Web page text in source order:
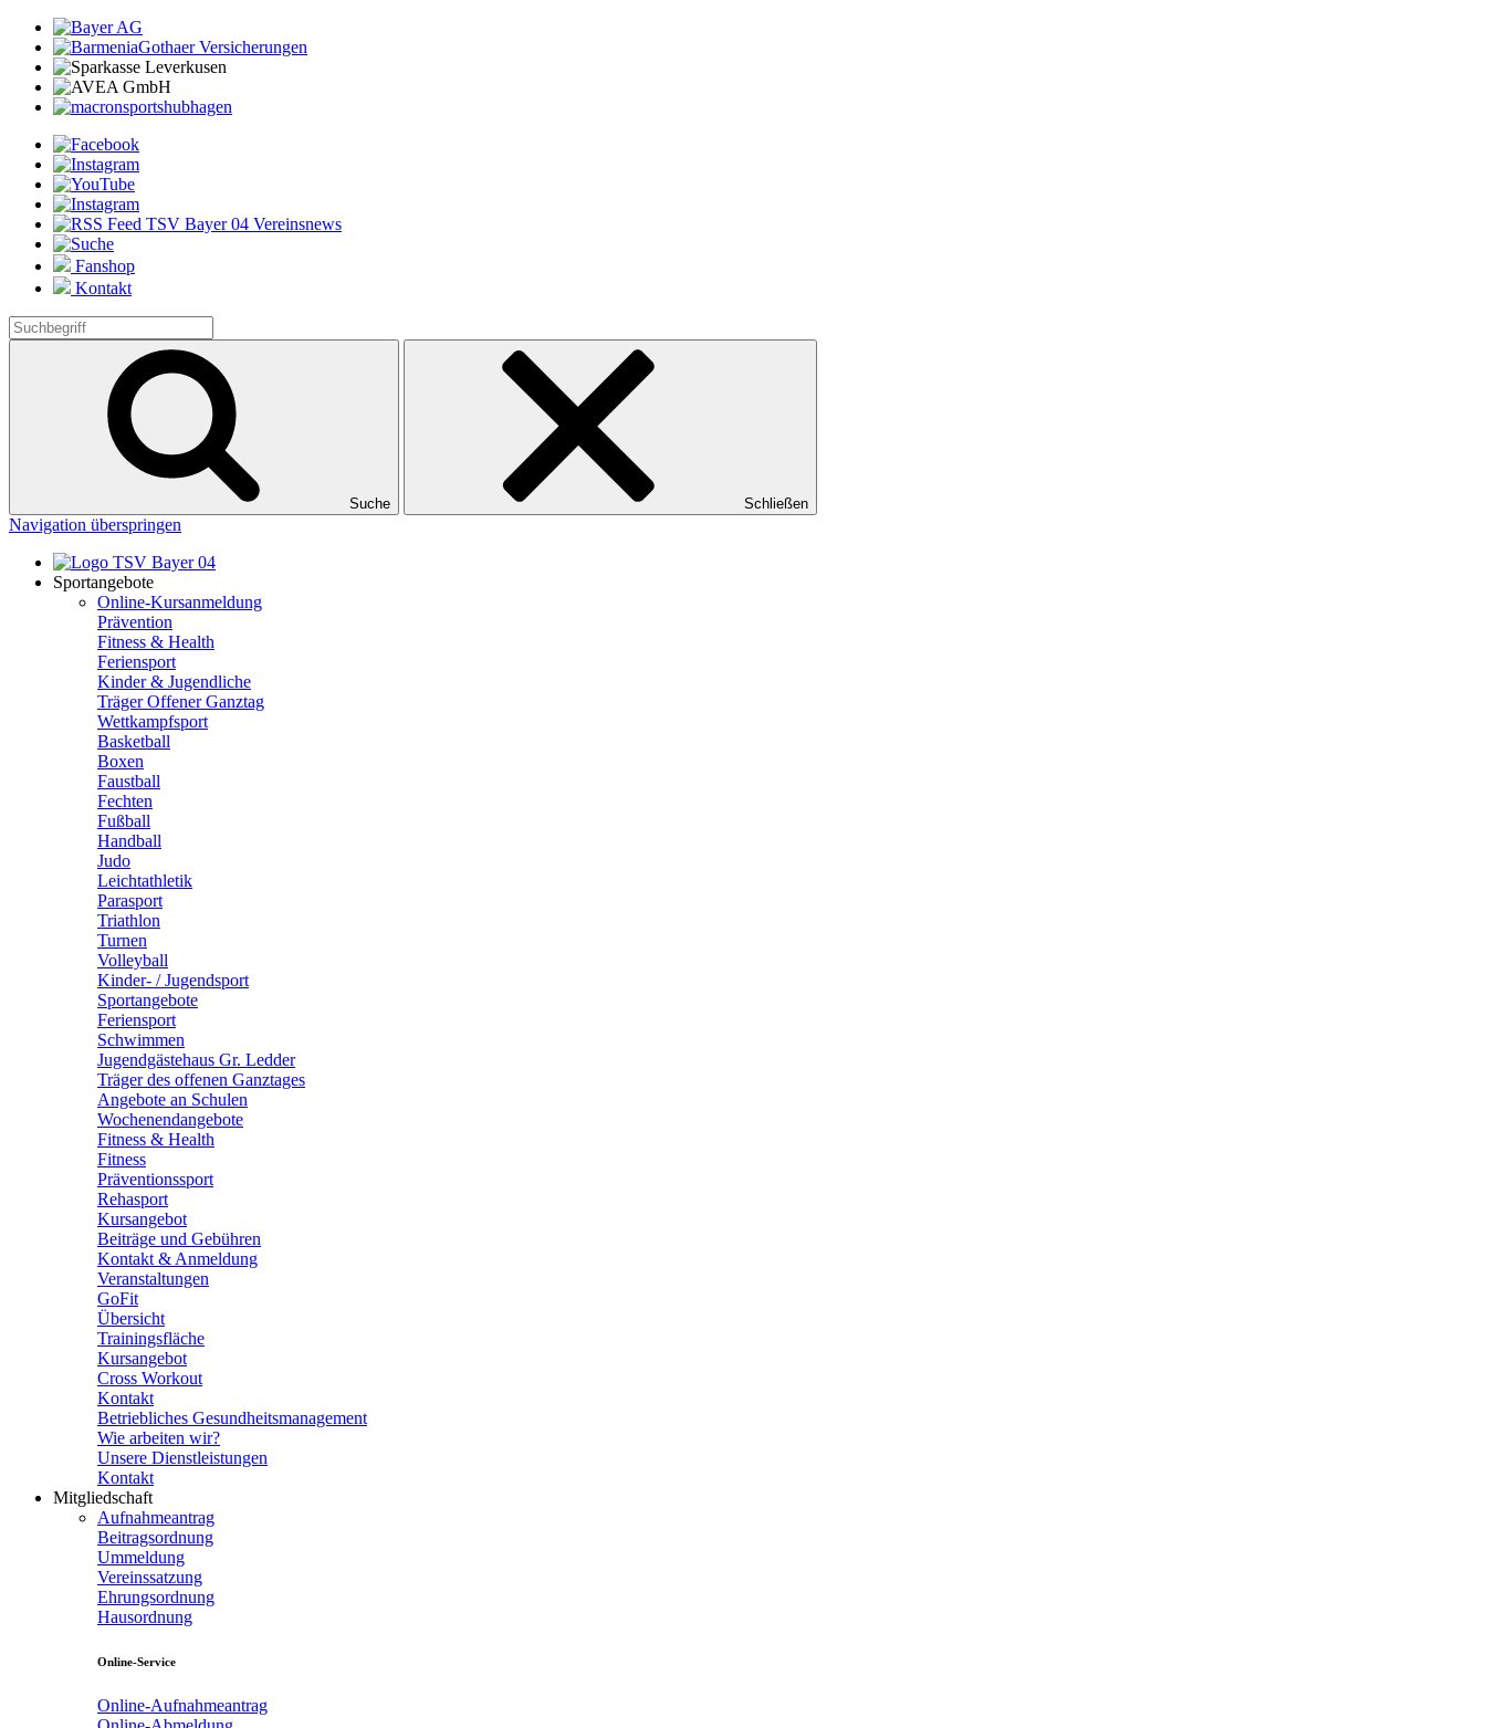
Fanshop
Kontakt
Suche Schließen
Navigation überspringen
Sportangebote
Online-Kursanmeldung
Prävention
Fitness & Health
Feriensport
Kinder & Jugendliche
Träger Offener Ganztag
Wettkampfsport
Basketball
Boxen
Faustball
Fechten
Fußball
Handball
Judo
Leichtathletik
Parasport
Triathlon
Turnen
Volleyball
Kinder- / Jugendsport
Sportangebote
Feriensport
Schwimmen
Jugendgästehaus Gr. Ledder
Träger des offenen Ganztages
Angebote an Schulen
Wochenendangebote
Fitness & Health
Fitness
Präventionssport
Rehasport
Kursangebot
Beiträge und Gebühren
Kontakt & Anmeldung
Veranstaltungen
GoFit
Übersicht
Trainingsfläche
Kursangebot
Cross Workout
Kontakt
Betriebliches Gesundheitsmanagement
Wie arbeiten wir?
Unsere Dienstleistungen
Kontakt
Mitgliedschaft
Aufnahmeantrag
Beitragsordnung
Ummeldung
Vereinssatzung
Ehrungsordnung
Hausordnung
Online-Service
Online-Aufnahmeantrag